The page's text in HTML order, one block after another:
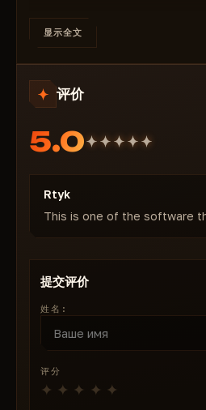
谨慎操作，对 PUBG 的简单注入
经过精心选择，确保不在游戏进
Windows 系统日志中创建记录
戏启动前替换硬件标识符：即使
仍保持"干净"状态，不会遭受硬
另一重要层面：PUBG 与
统。零延迟的锐利瞄准动作、无
——所有这些行为都会触发自动
位为拟真工具，而非狂暴方案。
虑的架构决策。
未检测状态：我们如何维持
到不兼容问题则在 24-48 小时
变更导致加载器临时进入维护状
显示全文
评价
5.0
Rtyk
This is one of the software
提交评价
姓名:
评分